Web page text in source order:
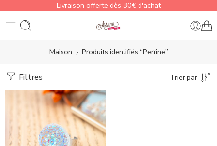
Livraison offerte dès 80€ d'achat
Maison Produits identifiés “Perrine”
Filtres Trier par